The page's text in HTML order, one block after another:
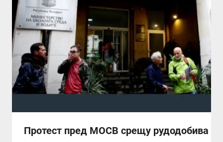
Протест пред МОСВ срещу рудодобива в